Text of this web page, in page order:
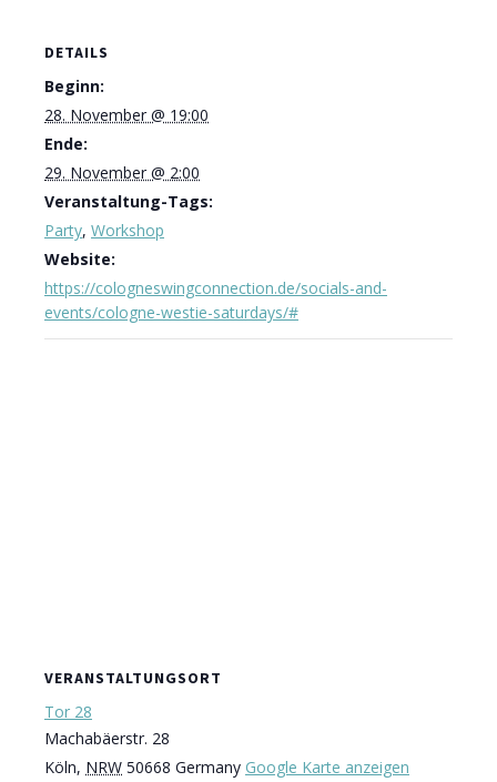
DETAILS
Beginn:
28. November @ 19:00
Ende:
29. November @ 2:00
Veranstaltung-Tags:
Party, Workshop
Website:
https://cologneswingconnection.de/socials-and-
events/cologne-westie-saturdays/#
VERANSTALTUNGSORT
Tor 28
Machabäerstr. 28
Köln, NRW 50668 Germany Google Karte anzeigen